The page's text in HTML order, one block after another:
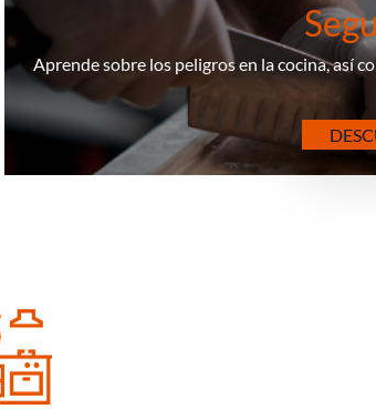
Aprende sobre los peligros en la cocina, así